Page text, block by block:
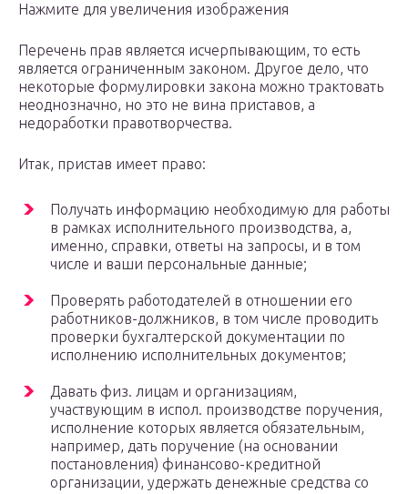
Нажмите для увеличения изображения
Перечень прав является исчерпывающим, то есть
является ограниченным законом. Другое дело, что
некоторые формулировки закона можно трактовать
неоднозначно, но это не вина приставов, а
недоработки правотворчества.
Итак, пристав имеет право:
Получать информацию необходимую для работы
в рамках исполнительного производства, а,
именно, справки, ответы на запросы, и в том
числе и ваши персональные данные;
Проверять работодателей в отношении его
работников-должников, в том числе проводить
проверки бухгалтерской документации по
исполнению исполнительных документов;
Давать физ. лицам и организациям,
участвующим в испол. производстве поручения,
исполнение которых является обязательным,
например, дать поручение (на основании
постановления) финансово-кредитной
организации, удержать денежные средства со